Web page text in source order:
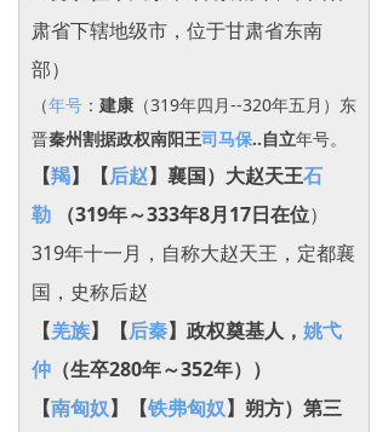
肃省下辖地级市，位于甘肃省东南
部）
（年号 ： 建康 （319年四月--320年五月）东
晋秦州割据政权南阳王司马保..自立年号。
【羯】【后赵】襄国）大赵天王石
勒 （319年～333年8月17日在位）
319年十一月，自称大赵天王，定都襄
国，史称后赵
【羌族】【后秦】政权奠基人， 姚弋
仲 （生卒280年～352年））
【南匈奴】 【铁弗匈奴】朔方）第三